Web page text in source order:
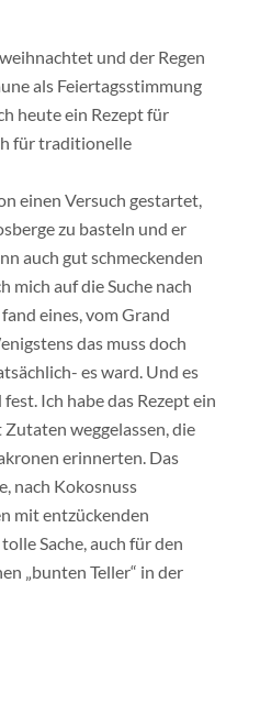
und der Regen
als Feiertagsstimmung
heute ein Rezept für
für traditionelle
einen Versuch gestartet,
zu basteln und er
auch gut schmeckenden
mich auf die Suche nach
eines, vom Grand
das muss doch
es ward. Und es
Ich habe das Rezept ein
weggelassen, die
erinnerten. Das
nach Kokosnuss
mit entzückenden
Sache, auch für den
„bunten Teller“ in der